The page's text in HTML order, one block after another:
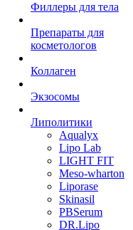
Филлеры для тела
Препараты для
косметологов
Коллаген
Экзосомы
Липолитики
Aqualyx
Lipo Lab
LIGHT FIT
Meso-wharton
Liporase
Skinasil
PBSerum
DR.Lipo